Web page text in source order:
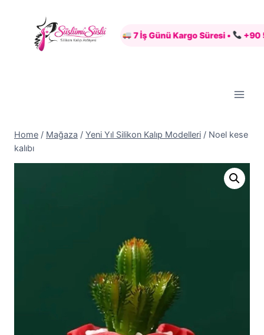
contentGüvenli Alışveriş • 7 İş Günü Kargo Süresi • +90 507
Home / Mağaza / Yeni Yıl Silikon Kalıp Modelleri / Noel kese
kalıbı